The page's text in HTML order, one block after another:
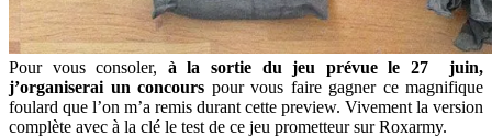
Pour vous consoler, à la sortie du jeu prévue le 27 juin,
j’organiserai un concours pour vous faire gagner ce magnifique
foulard que l’on m’a remis durant cette preview. Vivement la version
complète avec à la clé le test de ce jeu prometteur sur Roxarmy.